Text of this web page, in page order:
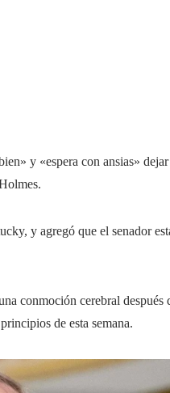
y «espera con ansias» dejar
y agregó que el senador
conmoción cerebral después
de esta semana.